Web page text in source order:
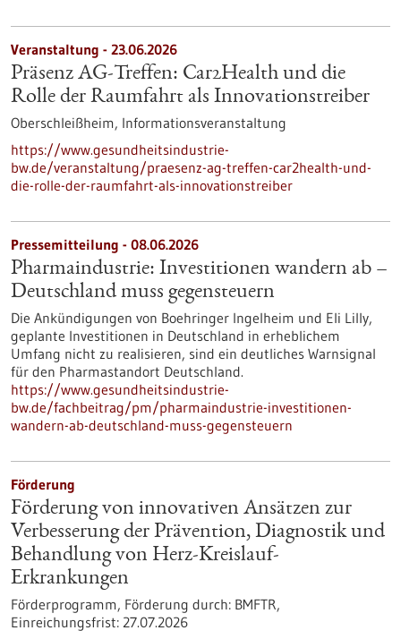
Veranstaltung - 23.06.2026
Präsenz AG-Treffen: Car2Health und die
Rolle der Raumfahrt als Innovationstreiber
Oberschleißheim, Informationsveranstaltung
https://www.gesundheitsindustrie-
bw.de/veranstaltung/praesenz-ag-treffen-car2health-und-
die-rolle-der-raumfahrt-als-innovationstreiber
Pressemitteilung - 08.06.2026
Pharmaindustrie: Investitionen wandern ab –
Deutschland muss gegensteuern
Die Ankündigungen von Boehringer Ingelheim und Eli Lilly,
geplante Investitionen in Deutschland in erheblichem
Umfang nicht zu realisieren, sind ein deutliches Warnsignal
für den Pharmastandort Deutschland.
https://www.gesundheitsindustrie-
bw.de/fachbeitrag/pm/pharmaindustrie-investitionen-
wandern-ab-deutschland-muss-gegensteuern
Förderung
Förderung von innovativen Ansätzen zur
Verbesserung der Prävention, Diagnostik und
Behandlung von Herz-Kreislauf-
Erkrankungen
Förderprogramm, Förderung durch: BMFTR,
Einreichungsfrist: 27.07.2026